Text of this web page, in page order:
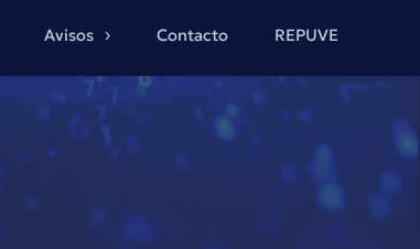
Avisos Contacto REPUVE